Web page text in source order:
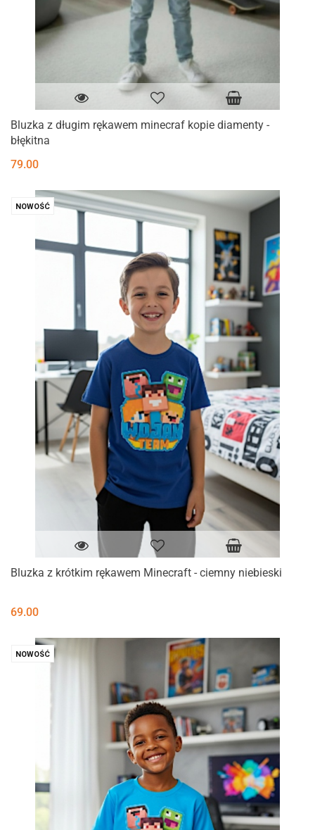
Bluzka z długim rękawem minecraf kopie diamenty -
błękitna
79.00
NOWOŚĆ
Bluzka z krótkim rękawem Minecraft - ciemny niebieski
69.00
NOWOŚĆ